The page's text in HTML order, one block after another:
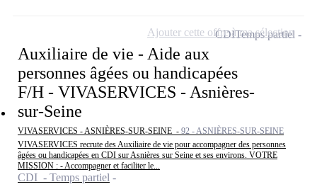
Auxiliaire de vie - Aide aux
personnes âgées ou handicapées
F/H - VIVASERVICES - Asnières-
sur-Seine
VIVASERVICES - ASNIÈRES-SUR-SEINE - 92 - ASNIÈRES-SUR-SEINE
VIVASERVICES recrute des Auxiliaire de vie pour accompagner des personnes
âgées ou handicapées en CDI sur Asnières sur Seine et ses environs. VOTRE
MISSION : - Accompagner et faciliter le...
CDI - Temps partiel
CDITemps partiel
Ajouter cette offre à ma sélection